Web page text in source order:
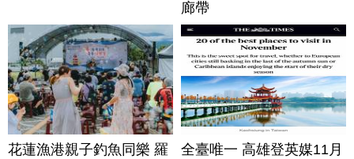
廊帶
花蓮漁港親子釣魚同樂 羅
全臺唯一 高雄登英媒11月